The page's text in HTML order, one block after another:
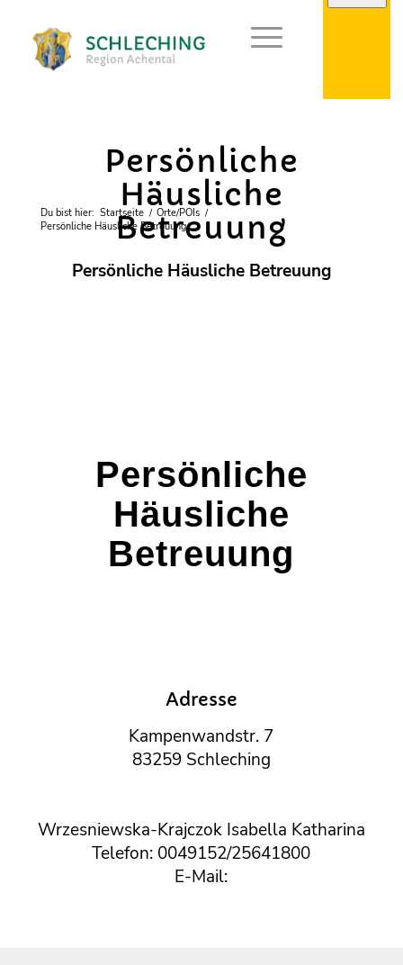
Du bist hier: Startseite / Orte/POIs /
Persönliche Häusliche Betreuung
Persönliche
Häusliche
Betreuung
Persönliche Häusliche Betreuung
Persönliche
Häusliche
Betreuung
Adresse
Kampenwandstr. 7
83259 Schleching
Wrzesniewska-Krajczok Isabella Katharina
Telefon: 0049152/25641800
E-Mail: